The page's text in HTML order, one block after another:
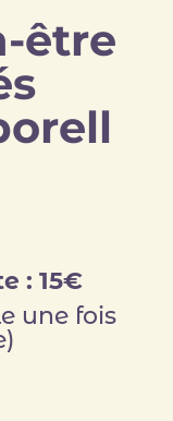
être
: 15€
une fois